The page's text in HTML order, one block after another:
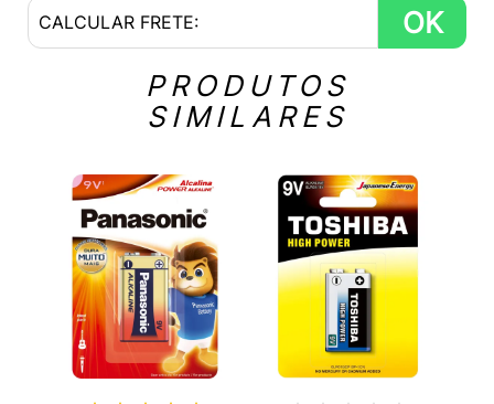
OK
PRODUTOS
SIMILARES